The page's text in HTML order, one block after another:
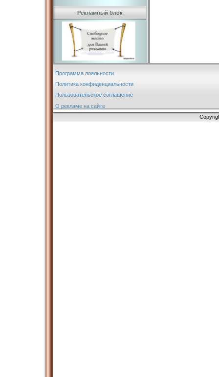
Рекламный блок
Программа лояльности
Политика конфиденциальности
Пользовательское соглашение
О рекламе на сайте